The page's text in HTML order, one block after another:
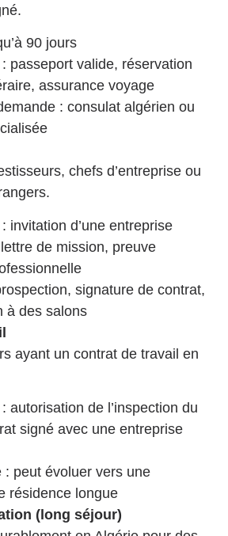
90 jours
passeport valide, réservation
assurance voyage
: consulat algérien ou
chefs d’entreprise ou
invitation d’une entreprise
de mission, preuve
signature de contrat,
à des salons
ayant un contrat de travail en
autorisation de l’inspection du
signé avec une entreprise
: peut évoluer vers une
résidence longue
(long séjour)